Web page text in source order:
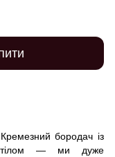
бородач із
тілом — ми дуже